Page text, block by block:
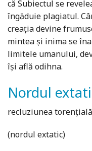
că Subiectul se
îngăduie plagiatul.
creaţia devine
mintea şi inima se
limitele umanului,
îşi află odihna.
Nordul
recluziunea torențială
(nordul extatic)